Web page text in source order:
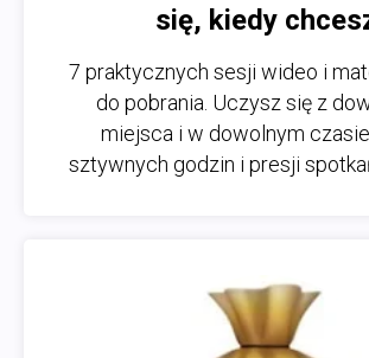
się, kiedy
7 praktycznych sesji wideo i
do pobrania. Uczysz się z
miejsca i w dowolnym
sztywnych godzin i presji